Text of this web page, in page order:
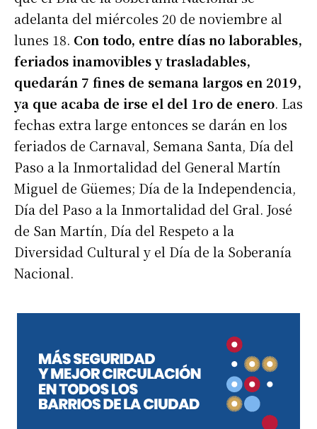
adelanta del miércoles 20 de noviembre al
lunes 18. Con todo, entre días no laborables,
feriados inamovibles y trasladables,
quedarán 7 fines de semana largos en 2019,
ya que acaba de irse el del 1ro de enero. Las
fechas extra large entonces se darán en los
feriados de Carnaval, Semana Santa, Día del
Paso a la Inmortalidad del General Martín
Miguel de Güemes; Día de la Independencia,
Día del Paso a la Inmortalidad del Gral. José
de San Martín, Día del Respeto a la
Diversidad Cultural y el Día de la Soberanía
Nacional.